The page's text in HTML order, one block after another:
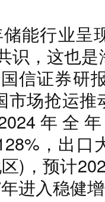
能行业呈
识，这也
信证券研
市场抢运
年全
，出口
)，预计
进入稳健